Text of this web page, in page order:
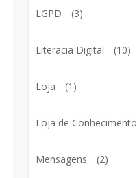
LGPD (3)
Literacia Digital (10)
Loja (1)
Loja de Conhecimento
Mensagens (2)